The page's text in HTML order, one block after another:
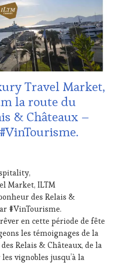
Travel Market,
la route du
& Châteaux –
Market, ILTM
des Relais &
#VinTourisme.
en cette période de fête
les témoignages de la
Relais & Châteaux, de la
vignobles jusqu’à la